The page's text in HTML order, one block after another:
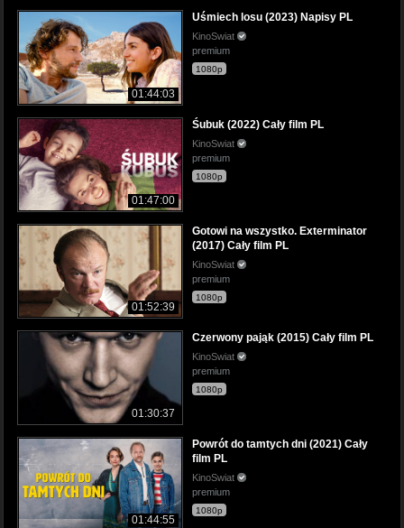
01:44:03
Uśmiech losu (2023) Napisy PL
KinoSwiat
premium
1080p
01:47:00
Śubuk (2022) Cały film PL
KinoSwiat
premium
1080p
01:52:39
Gotowi na wszystko. Exterminator
(2017) Cały film PL
KinoSwiat
premium
1080p
01:30:37
Czerwony pająk (2015) Cały film PL
KinoSwiat
premium
1080p
01:44:55
Powrót do tamtych dni (2021) Cały
film PL
KinoSwiat
premium
1080p